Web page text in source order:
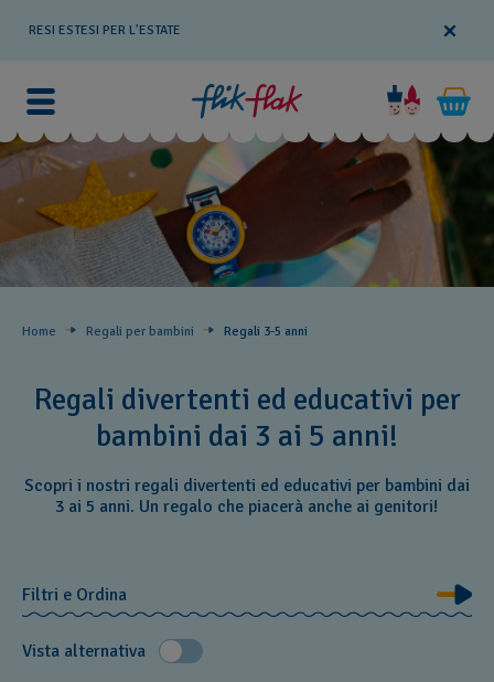
RESI ESTESI PER L'ESTATE
Home Regali per bambini Regali 3-5 anni
Regali divertenti ed educativi per
bambini dai 3 ai 5 anni!
Scopri i nostri regali divertenti ed educativi per bambini dai
3 ai 5 anni. Un regalo che piacerà anche ai genitori!
Filtri e Ordina
Vista alternativa